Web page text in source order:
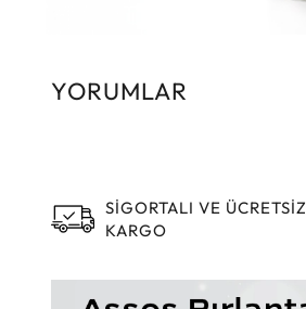
YORUMLAR
SİGORTALI VE ÜCRETSİZ
KARGO